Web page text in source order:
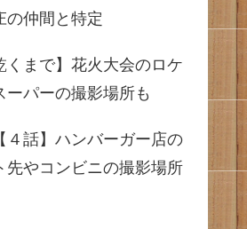
の仲間と特定
くまで】花火大会のロケ
ーパーの撮影場所も
４話】ハンバーガー店の
先やコンビニの撮影場所